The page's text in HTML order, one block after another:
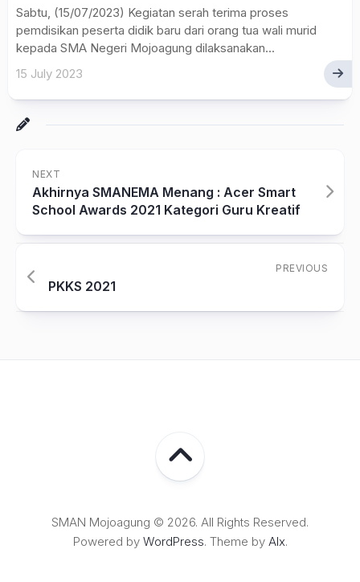
Sabtu, (15/07/2023) Kegiatan serah terima proses
pemdisikan peserta didik baru dari orang tua wali murid
kepada SMA Negeri Mojoagung dilaksanakan...
15 July 2023
NEXT
Akhirnya SMANEMA Menang : Acer Smart
School Awards 2021 Kategori Guru Kreatif
PREVIOUS
PKKS 2021
SMAN Mojoagung © 2026. All Rights Reserved.
Powered by WordPress. Theme by Alx.